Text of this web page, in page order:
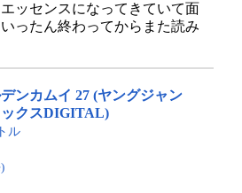
ッセンスになってきていて面
ったん終わってからまた読み
ンカムイ 27 (ヤングジャン
クスDIGITAL)
ル